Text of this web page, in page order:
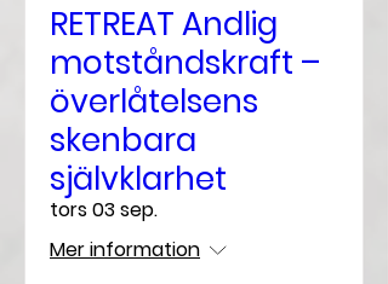
RETREAT Andlig
motståndskraft –
överlåtelsens
skenbara
självklarhet
tors 03 sep.
Mer information